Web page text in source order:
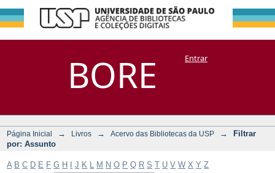
BORE
Filtrar por:
Assunto
DSpace/Manakin + CoriscoEntrar
Página Inicial → Livros → Acervo das Bibliotecas da USP →
Filtrar
por: Assunto
A B C D E F G H J K M N O P Q R S T U V W X Y Z